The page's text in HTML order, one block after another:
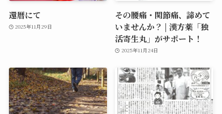
還暦にて
2025年11月29日
その腰痛・関節痛、諦めて
いませんか？ | 漢方薬「独
活寄生丸」がサポート！
2025年11月24日